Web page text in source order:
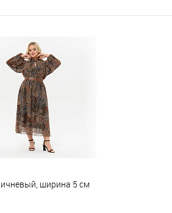
В корзину
ширина 5 см